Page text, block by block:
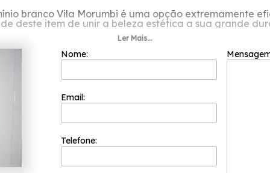
branco Vila Morumbi é uma opção extremamente
deste item de unir a beleza estética a sua grande
por janela de correr alumínio
valores principais como o comprometimento com os
mais bem cotadas do segmento de esquadrias.
focada nos resultados positivos e na segurança.
branco Vila Morumbi? Na Esquadriflex, você
opções de serviços como Porta Lambril Alumínio,
produtos e serviços de excelência, como: Fundada em
a Esquadriflex é pioneira no segmento de
informações!
Ler Mais...
Nome:
Email:
Telefone: